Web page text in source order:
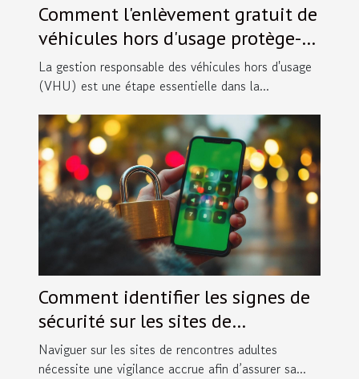
Comment l'enlèvement gratuit de
véhicules hors d'usage protège-t-
il l'environnement ?
La gestion responsable des véhicules hors d'usage
(VHU) est une étape essentielle dans la...
Comment identifier les signes de
sécurité sur les sites de
rencontres adultes ?
Naviguer sur les sites de rencontres adultes
nécessite une vigilance accrue afin d’assurer sa...